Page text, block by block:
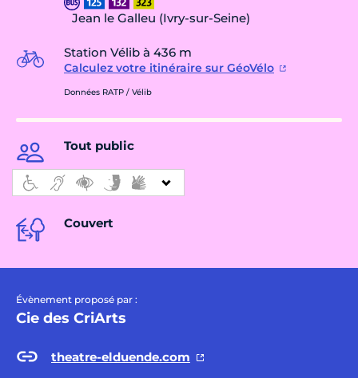
Jean le Galleu (Ivry-sur-Seine)
Station Vélib à 436 m
Calculez votre itinéraire sur GéoVélo
Données RATP / Vélib
Tout public
Couvert
Évènement proposé par :
Cie des CriArts
theatre-elduende.com